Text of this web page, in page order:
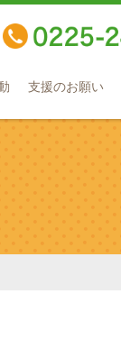
支援のお願い